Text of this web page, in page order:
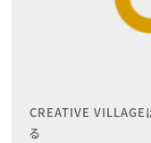
CREATIVE VILLAGE
る